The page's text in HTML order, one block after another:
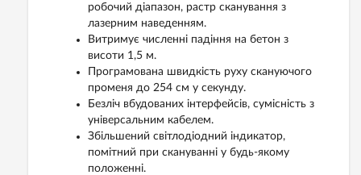
робочий діапазон, растр сканування з
лазерним наведенням.
Витримує численні падіння на бетон з
висоти 1,5 м.
Програмована швидкість руху скануючого
променя до 254 см у секунду.
Безліч вбудованих інтерфейсів, сумісність з
універсальним кабелем.
Збільшений світлодіодний індикатор,
помітний при скануванні у будь-якому
положенні.